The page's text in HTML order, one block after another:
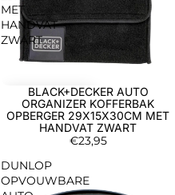
MET
HANDVAT
ZWART
BLACK+DECKER AUTO
ORGANIZER KOFFERBAK
OPBERGER 29X15X30CM MET
HANDVAT ZWART
€23,95
DUNLOP
OPVOUWBARE